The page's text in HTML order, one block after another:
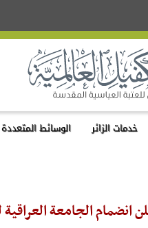
خدمات الزائر الوسائط المتعددة
انضمام الجامعة